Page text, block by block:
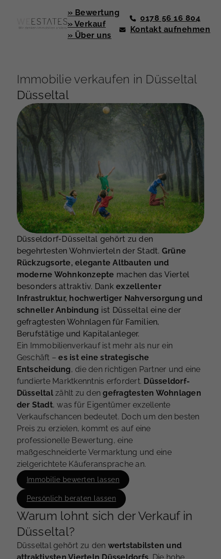
» Bewertung
» Verkauf
» Über uns
0178 56 16 804
Kontakt aufnehmen
Immobilie verkaufen in Düsseltal
Düsseltal
Düsseldorf-Düsseltal gehört zu den
begehrtesten Wohnvierteln der Stadt. Grüne
Rückzugsorte, elegante Altbauten und
moderne Wohnkonzepte machen das Viertel
besonders attraktiv. Dankexzellenter
Infrastruktur, hochwertiger Nahversorgung und
schneller Anbindung ist Düsseltal eine der
gefragtesten Wohnlagen für Familien,
Berufstätige und Kapitalanleger.
Ein Immobilienverkauf ist mehr als nur ein
Geschäft –es ist eine strategische
Entscheidung, die den richtigen Partner und eine
fundierte Marktkenntnis erfordert. Düsseldorf-
Düsseltalzählt zu dengefragtesten Wohnlagen
der Stadt, was für Eigentümer exzellente
Verkaufschancen bedeutet. Doch um den besten
Preis zu erzielen, kommt es auf eine
professionelle Bewertung, eine
maßgeschneiderte Vermarktung und eine
zielgerichtete Käuferansprache an.
Immobilie bewerten lassen
Persönlich beraten lassen
Warum lohnt sich der Verkauf in
Düsseltal?
Düsseltal gehört zu den wertstabilsten und
attraktivsten Vierteln Düsseldorfs. Die hohe